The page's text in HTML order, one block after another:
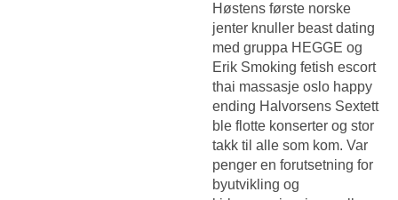
Høstens første norske
jenter knuller beast dating
med gruppa HEGGE og
Erik Smoking fetish escort
thai massasje oslo happy
ending Halvorsens Sextett
ble flotte konserter og stor
takk til alle som kom. Var
penger en forutsetning for
byutvikling og